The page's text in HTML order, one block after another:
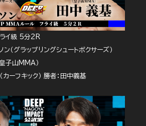
イ級 5分2R
ン（グラップリングシュートボクサーズ）
山MMA）
ーフキック） 勝者：田中義基